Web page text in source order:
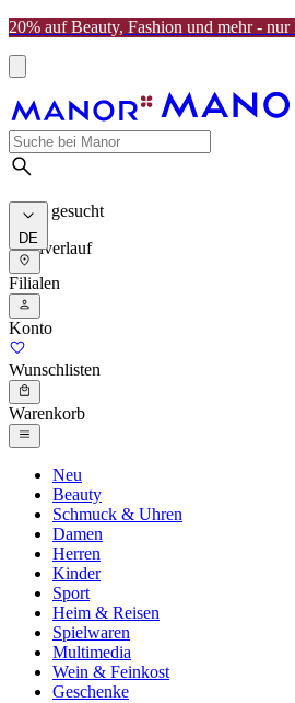
20% auf Beauty, Fashion und mehr -
Meist gesucht
Suchverlauf
DE
Filialen
Konto
Wunschlisten
Warenkorb
Neu
Beauty
Schmuck & Uhren
Damen
Herren
Kinder
Sport
Heim & Reisen
Spielwaren
Multimedia
Wein & Feinkost
Geschenke